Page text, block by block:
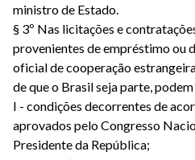
ministro de Estado.
§ 3º Nas licitações e
provenientes de empréstimo ou
oficial de cooperação
de que o Brasil seja parte,
I - condições decorrentes de
aprovados pelo Congresso
Presidente da República;